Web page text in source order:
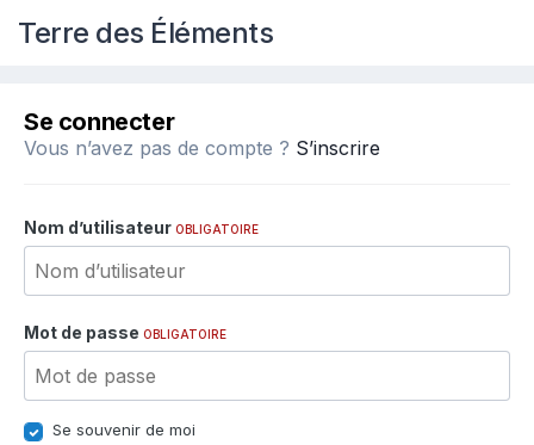
Terre des Éléments
Se connecter
Vous n’avez pas de compte ? S’inscrire
Nom d’utilisateur OBLIGATOIRE
Mot de passe OBLIGATOIRE
Se souvenir de moi